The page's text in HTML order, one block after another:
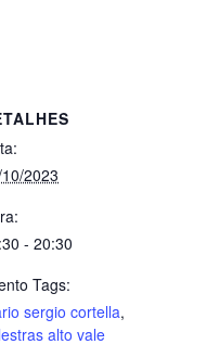
2023
- 20:30
Tags:
sergio cortella,
alto vale